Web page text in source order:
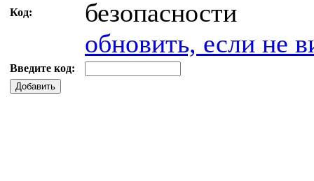
Код:
обновить, если не
Введите код:
Добавить